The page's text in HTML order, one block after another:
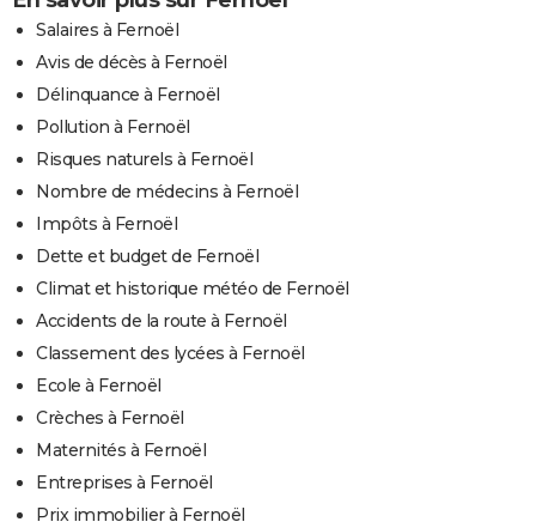
Salaires à Fernoël
Avis de décès à Fernoël
Délinquance à Fernoël
Pollution à Fernoël
Risques naturels à Fernoël
Nombre de médecins à Fernoël
Impôts à Fernoël
Dette et budget de Fernoël
Climat et historique météo de Fernoël
Accidents de la route à Fernoël
Classement des lycées à Fernoël
Ecole à Fernoël
Crèches à Fernoël
Maternités à Fernoël
Entreprises à Fernoël
Prix immobilier à Fernoël